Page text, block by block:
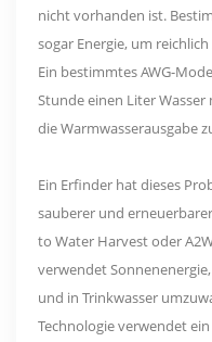
nicht vorhanden ist.
sogar Energie, um
Ein bestimmtes AWG-
Stunde einen Liter
die Warmwasserausgabe
Ein Erfinder hat dieses
sauberer und
to Water Harvest oder
verwendet
und in Trinkwasser
Technologie verwendet